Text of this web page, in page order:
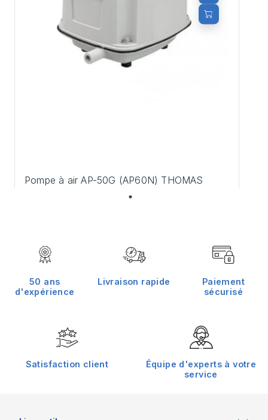
Pompe à air AP-50G (AP60N) THOMAS
50 ans
d'expérience
Livraison rapide
Paiement
sécurisé
Satisfaction client
Équipe d'experts à votre
service